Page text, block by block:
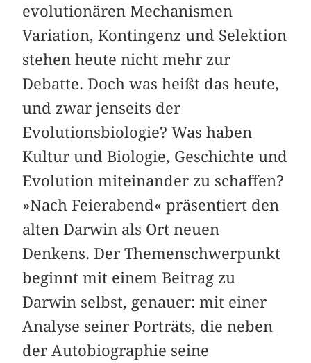
evolutionären Mechanismen
Variation, Kontingenz und Selektion
stehen heute nicht mehr zur
Debatte. Doch was heißt das heute,
und zwar jenseits der
Evolutionsbiologie? Was haben
Kultur und Biologie, Geschichte und
Evolution miteinander zu schaffen?
»Nach Feierabend« präsentiert den
alten Darwin als Ort neuen
Denkens. Der Themenschwerpunkt
beginnt mit einem Beitrag zu
Darwin selbst, genauer: mit einer
Analyse seiner Porträts, die neben
der Autobiographie seine